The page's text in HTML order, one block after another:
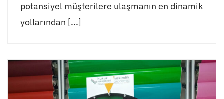
potansiyel müşterilere ulaşmanın en dinamik
yollarından [...]